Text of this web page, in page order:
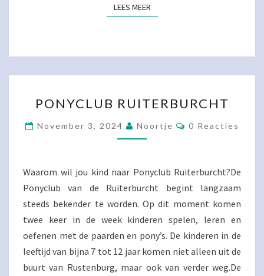
LEES MEERLEES MEER
RUITERBURCHT
PONYCLUB RUITERBURCHT
November 3, 2024 Noortje Reacties
0 Reacties
Waarom wil jou kind naar Ponyclub Ruiterburcht?De
Ponyclub van de Ruiterburcht begint langzaam
steeds bekender te worden. Op dit moment komen
twee keer in de week kinderen spelen, leren en
oefenen met de paarden en pony’s. De kinderen in de
leeftijd van bijna 7 tot 12 jaar komen niet alleen uit de
buurt van Rustenburg, maar ook van verder weg.De